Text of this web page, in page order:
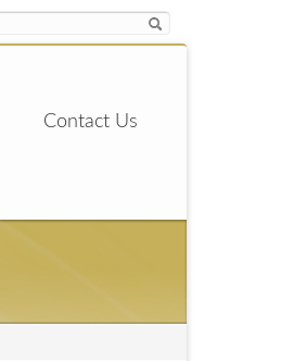
Contact Us